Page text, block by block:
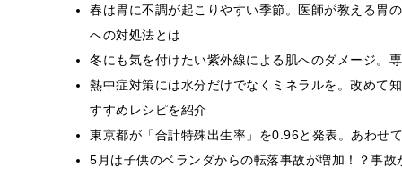
春は胃に不調が起こりやすい季節。医師が教える胃
への対処法とは
冬にも気を付けたい紫外線による肌へのダメージ。
熱中症対策には水分だけでなくミネラルを。改めて
すすめレシピを紹介
東京都が「合計特殊出生率」を0.96と発表。あわせ
5月は子供のベランダからの転落事故が増加！？事